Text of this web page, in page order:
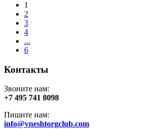
1
2
3
4
...
6
Контакты
Звоните нам:
+7 495 741 8098
Пишите нам:
info@vneshtorgclub.com